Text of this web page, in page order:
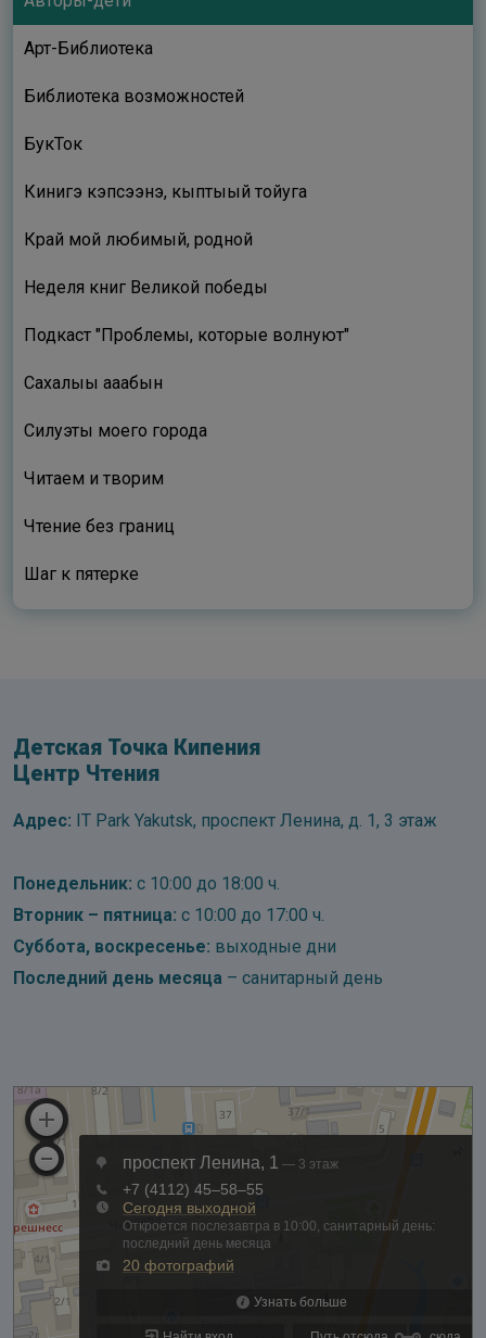
Арт-Библиотека
Библиотека возможностей
БукТок
Кинигэ кэпсээнэ, кыптыый тойуга
Край мой любимый, родной
Неделя книг Великой победы
Подкаст "Проблемы, которые волнуют"
Сахалыы ааҕабын
Силуэты моего города
Читаем и творим
Чтение без границ
Шаг к пятерке
Детская Точка Кипения
Центр Чтения
Адрес: IT Park Yakutsk, проспект Ленина, д. 1, 3 этаж
Понедельник: с 10:00 до 18:00 ч.
Вторник – пятница: с 10:00 до 17:00 ч.
Суббота, воскресенье: выходные дни
Последний день месяца – санитарный день